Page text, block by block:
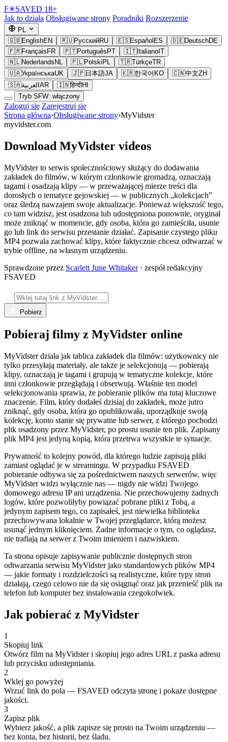
F✳SAVED 18+
Jak to działa Obsługiwane strony Poradniki Rozszerzenie
PL
🇬🇧EnglishEN 🇷🇺РусскийRU 🇪🇸Español ES 🇩🇪DeutschDE
🇫🇷Français FR 🇵🇹Português PT 🇮🇹Italiano IT
🇳🇱Nederlands NL 🇵🇱Polski PL 🇹🇷TürkçeTR
🇺🇦УкраїнськаUK 🇯🇵日本語JA 🇰🇷한국어 KO 🇨🇳中文ZH
🇸🇦العربية AR 🇮🇳हिन्दीHI
Tryb SFW: włączony
Zaloguj się Zarejestruj się
Strona główna›Obsługiwane strony›MyVidster
myvidster.com
Download MyVidster videos
MyVidster to serwis społecznościowy służący do dodawania
zakładek do filmów, w którym członkowie gromadzą, oznaczają
tagami i osadzają klipy — w przeważającej mierze treści dla
dorosłych o tematyce gejowskiej — w publicznych „kolekcjach”
oraz śledzą nawzajem swoje aktualizacje. Ponieważ większość tego,
co tam widzisz, jest osadzona lub udostępniona ponownie, oryginał
może zniknąć w momencie, gdy osoba, która go zamieściła, usunie
go lub link do serwisu przestanie działać. Zapisanie czystego pliku
MP4 pozwala zachować klipy, które faktycznie chcesz odtwarzać w
trybie offline, na własnym urządzeniu.
Sprawdzone przez Scarlett June Whitaker· zespół redakcyjny
FSAVED
Pobierz
Pobieraj filmy z MyVidster online
MyVidster działa jak tablica zakładek dla filmów: użytkownicy nie
tylko przesyłają materiały, ale także je selekcjonują — pobierają
klipy, oznaczają je tagami i grupują w tematyczne kolekcje, które
inni członkowie przeglądają i obserwują. Właśnie ten model
selekcjonowania sprawia, że pobieranie plików ma tutaj kluczowe
znaczenie. Film, który dodałeś dzisiaj do zakładek, może jutro
zniknąć, gdy osoba, która go opublikowała, uporządkuje swoją
kolekcję, konto stanie się prywatne lub serwer, z którego pochodzi
plik osadzony przez MyVidster, po prostu usunie ten plik. Zapisany
plik MP4 jest jedyną kopią, która przetrwa wszystkie te sytuacje.
Prywatność to kolejny powód, dla którego ludzie zapisują pliki
zamiast oglądać je w streamingu. W przypadku FSAVED
pobieranie odbywa się za pośrednictwem naszych serwerów, więc
MyVidster widzi wyłącznie nas — nigdy nie widzi Twojego
domowego adresu IP ani urządzenia. Nie przechowujemy żadnych
logów, które pozwoliłyby powiązać pobrane pliki z Tobą, a
jedynym zapisem tego, co zapisałeś, jest niewielka biblioteka
przechowywana lokalnie w Twojej przeglądarce, którą możesz
usunąć jednym kliknięciem. Żadne informacje o tym, co oglądasz,
nie trafiają na serwer z Twoim imieniem i nazwiskiem.
Ta strona opisuje zapisywanie publicznie dostępnych stron
odtwarzania serwisu MyVidster jako standardowych plików MP4
— jakie formaty i rozdzielczości są realistyczne, które typy stron
działają, czego celowo nie da się osiągnąć oraz jak przenieść plik na
telefon lub komputer bez instalowania czegokolwiek.
Jak pobierać z MyVidster
1
Skopiuj link
Otwórz film na MyVidster i skopiuj jego adres URL z paska adresu
lub przycisku udostępniania.
2
Wklej go powyżej
Wrzuć link do pola — FSAVED odczyta stronę i pokaże dostępne
jakości.
3
Zapisz plik
Wybierz jakość, a plik zapisze się prosto na Twoim urządzeniu —
bez konta, bez historii, bez śladu.